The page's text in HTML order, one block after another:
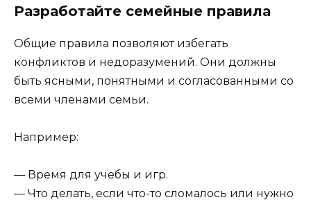
Разработайте семейные правила
Общие правила позволяют избегать
конфликтов и недоразумений. Они должны
быть ясными, понятными и согласованными со
всеми членами семьи.
Например:
— Время для учебы и игр.
— Что делать, если что-то сломалось или нужно